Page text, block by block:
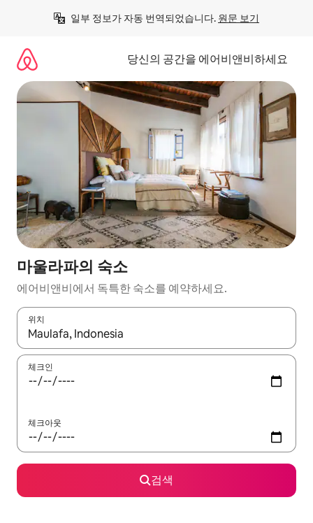
일부 정보가 자동 번역되었습니다. 원문 보기
당신의 공간을 에어비앤비하세요
마울라파의 숙소
에어비앤비에서 독특한 숙소를 예약하세요.
위치
결과가 나오면 위·아래 화살표 키를 사용하거나 터치 또는 스와이
체크인
체크아웃
검색